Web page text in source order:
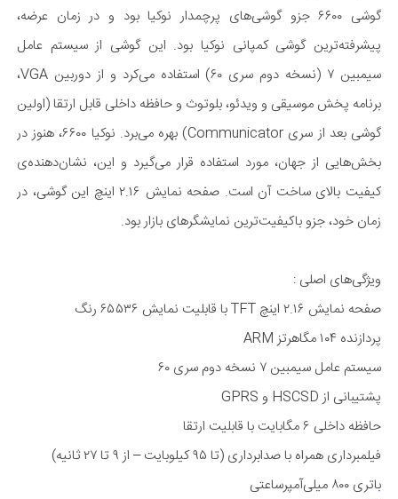
گوشی ۶۶۰۰ جزو گوشی‌های پرچمدار نوکیا بود و در زمان عرضه،
پیشرفته‌ترین گوشی کمپانی نوکیا بود. این گوشی از سیستم عامل
سیمبین ۷ (نسخه دوم سری ۶۰) استفاده می‌کرد و از دوربین VGA،
برنامه پخش موسیقی و ویدئو، بلوتوث و حافظه داخلی قابل ارتقا (اولین
گوشی بعد از سری Communicator) بهره می‌برد. نوکیا ۶۶۰۰، هنوز در
بخش‌هایی از جهان، مورد استفاده قرار می‌گیرد و این، نشان‌دهنده‌ی
کیفیت بالای ساخت آن است. صفحه نمایش ۲.۱۶ اینچ این گوشی، در
زمان خود، جزو با‌کیفیت‌ترین نمایشگر‌های بازار بود.
ویژگی‌های اصلی :
صفحه نمایش ۲.۱۶ اینچ TFT با قابلیت نمایش ۶۵۵۳۶ رنگ
پردازنده ۱۰۴ مگا‌هرتز ARM
سیستم عامل سیمبین ۷ نسخه دوم سری ۶۰
پشتیبانی از HSCSD و GPRS
حافظه داخلی ۶ مگا‌بایت با قابلیت ارتقا
فیلمبرداری همراه با صدابرداری (تا ۹۵ کیلو‌بایت – از ۹ تا ۲۷ ثانیه)
باتری ۸۰۰ میلی‌آمپر‌ساعتی